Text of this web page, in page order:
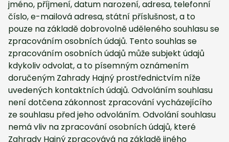
jméno, příjmení, datum narození, adresa, telefonní
číslo, e-mailová adresa, státní příslušnost, a to
pouze na základě dobrovolně uděleného souhlasu se
zpracováním osobních údajů. Tento souhlas se
zpracováním osobních údajů může subjekt údajů
kdykoliv odvolat, a to písemným oznámením
doručeným Zahrady Hajný prostřednictvím níže
uvedených kontaktních údajů. Odvoláním souhlasu
není dotčena zákonnost zpracování vycházejícího
ze souhlasu před jeho odvoláním. Odvolání souhlasu
nemá vliv na zpracování osobních údajů, které
Zahrady Hajný zpracovává na základě jiného